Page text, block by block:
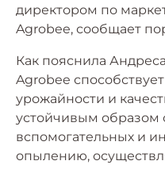
директором по
Agrobee, сообщает
Как пояснила
Agrobee
урожайности и
устойчивым
вспомогательных и
опылению,